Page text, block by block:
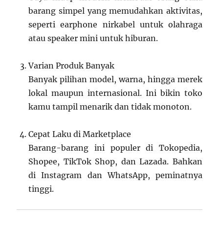
barang simpel yang memudahkan aktivitas,
seperti earphone nirkabel untuk olahraga
atau speaker mini untuk hiburan.
Varian Produk Banyak
Banyak pilihan model, warna, hingga merek
lokal maupun internasional. Ini bikin toko
kamu tampil menarik dan tidak monoton.
Cepat Laku di Marketplace
Barang-barang ini populer di Tokopedia,
Shopee, TikTok Shop, dan Lazada. Bahkan
di Instagram dan WhatsApp, peminatnya
tinggi.